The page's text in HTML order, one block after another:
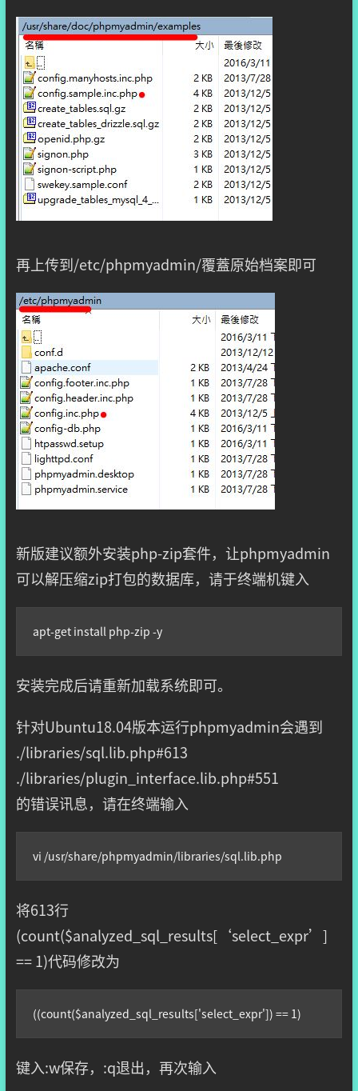
再上传到/etc/phpmyadmin/覆蓋原始档案即可
新版建议额外安装php-zip套件，让phpmyadmin
可以解压缩zip打包的数据库，请于终端机键入
apt-get install php-zip -y
安装完成后请重新加载系统即可。
针对Ubuntu18.04版本运行phpmyadmin会遇到
./libraries/sql.lib.php#613
./libraries/plugin_interface.lib.php#551
的错误讯息，请在终端输入
vi /usr/share/phpmyadmin/libraries/sql.lib.php
将613行
(count($analyzed_sql_results[‘select_expr’]
== 1)代码修改为
((count($analyzed_sql_results['select_expr']) == 1)
键入:w保存，:q退出，再次输入